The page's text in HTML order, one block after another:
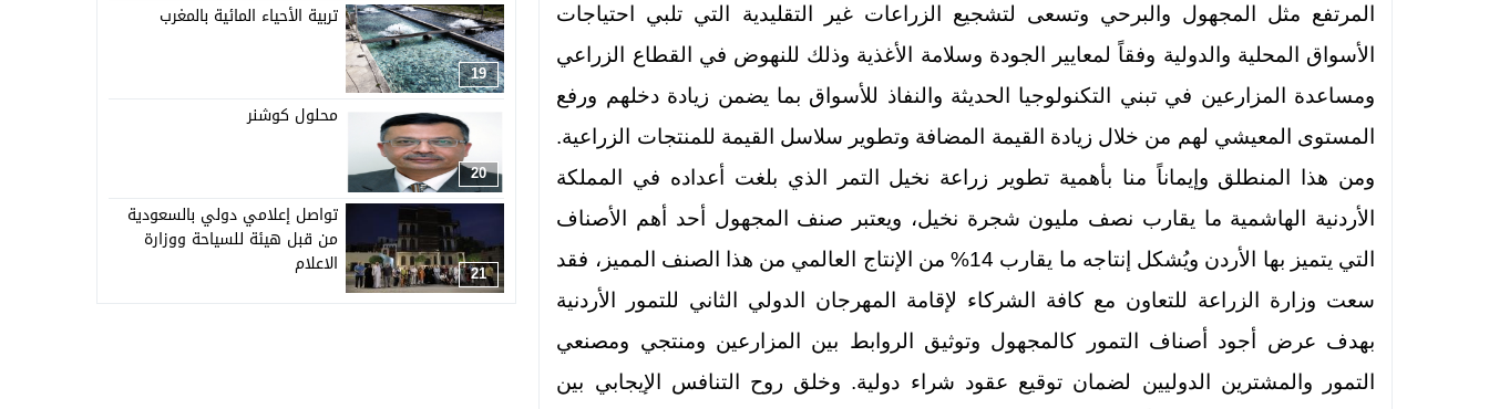
المرتفع مثل المجهول والبرحي وتسعى لتشجيع الزراعات غير التقليدية التي تلبي احتياجات
الأسواق المحلية والدولية وفقاً لمعايير الجودة وسلامة الأغذية وذلك للنهوض في القطاع الزراعي
ومساعدة المزارعين في تبني التكنولوجيا الحديثة والنفاذ للأسواق بما يضمن زيادة دخلهم ورفع
المستوى المعيشي لهم من خلال زيادة القيمة المضافة وتطوير سلاسل القيمة للمنتجات الزراعية.
ومن هذا المنطلق وإيماناً منا بأهمية تطوير زراعة نخيل التمر الذي بلغت أعداده في المملكة
الأردنية الهاشمية ما يقارب نصف مليون شجرة نخيل، ويعتبر صنف المجهول أحد أهم الأصناف
التي يتميز بها الأردن ويُشكل إنتاجه ما يقارب 14% من الإنتاج العالمي من هذا الصنف المميز، فقد
سعت وزارة الزراعة للتعاون مع كافة الشركاء لإقامة المهرجان الدولي الثاني للتمور الأردنية
بهدف عرض أجود أصناف التمور كالمجهول وتوثيق الروابط بين المزارعين ومنتجي ومصنعي
التمور والمشترين الدوليين لضمان توقيع عقود شراء دولية. وخلق روح التنافس الإيجابي بين
19
تربية الأحياء المائية بالمغرب
20
محلول كوشنر
21
تواصل إعلامي دولي بالسعودية
من قبل هيئة للسياحة ووزارة
الاعلام